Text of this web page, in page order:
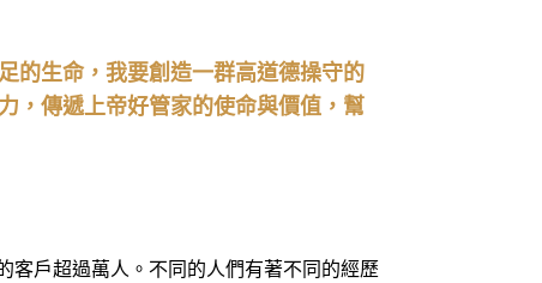
的生命，我要創造一群高道德操守的
，傳遞上帝好管家的使命與價值，幫
客戶超過萬人。不同的人們有著不同的經歷